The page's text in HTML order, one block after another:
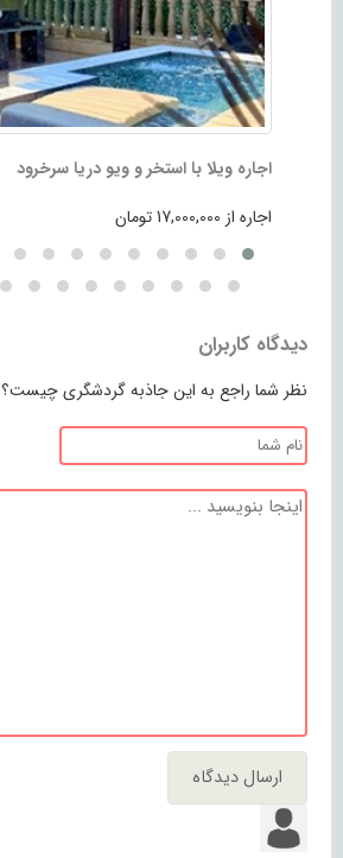
اجاره ویلا با استخر و ویو دریا سرخرود
اجاره از 17,000,000 تومان
دیدگاه کاربران
نظر شما راجع به این جاذبه گردشگری چیست؟